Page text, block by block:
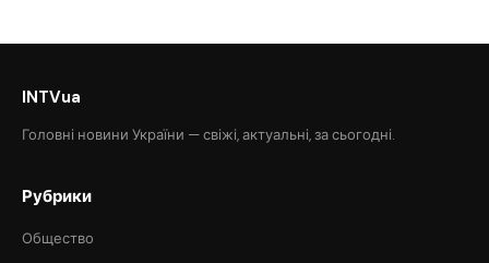
INTVua
Головні новини України — свіжі, актуальні, за сьогодні.
Рубрики
Общество